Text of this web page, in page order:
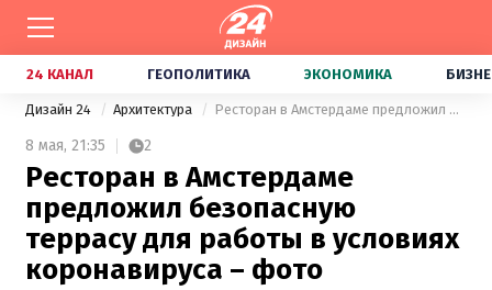
24 КАНАЛ ГЕОПОЛИТИКА ЭКОНОМИКА
Дизайн 24 Архитектура Ресторан в Амстердаме предложил безопасную террасу для работы в условиях коронавируса – фото
8 мая, 21:35 2
Ресторан в Амстердаме
предложил безопасную
террасу для работы в условиях
коронавируса – фото